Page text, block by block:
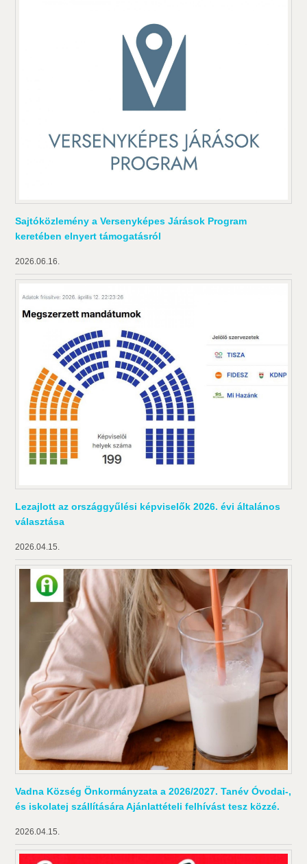
Sajtóközlemény a Versenyképes Járások Program
keretében elnyert támogatásról
2026.06.16.
Lezajlott az országgyűlési képviselők 2026. évi általános
választása
2026.04.15.
Vadna Község Önkormányzata a 2026/2027. Tanév Óvodai-,
és iskolatej szállítására Ajánlattételi felhívást tesz közzé.
2026.04.15.